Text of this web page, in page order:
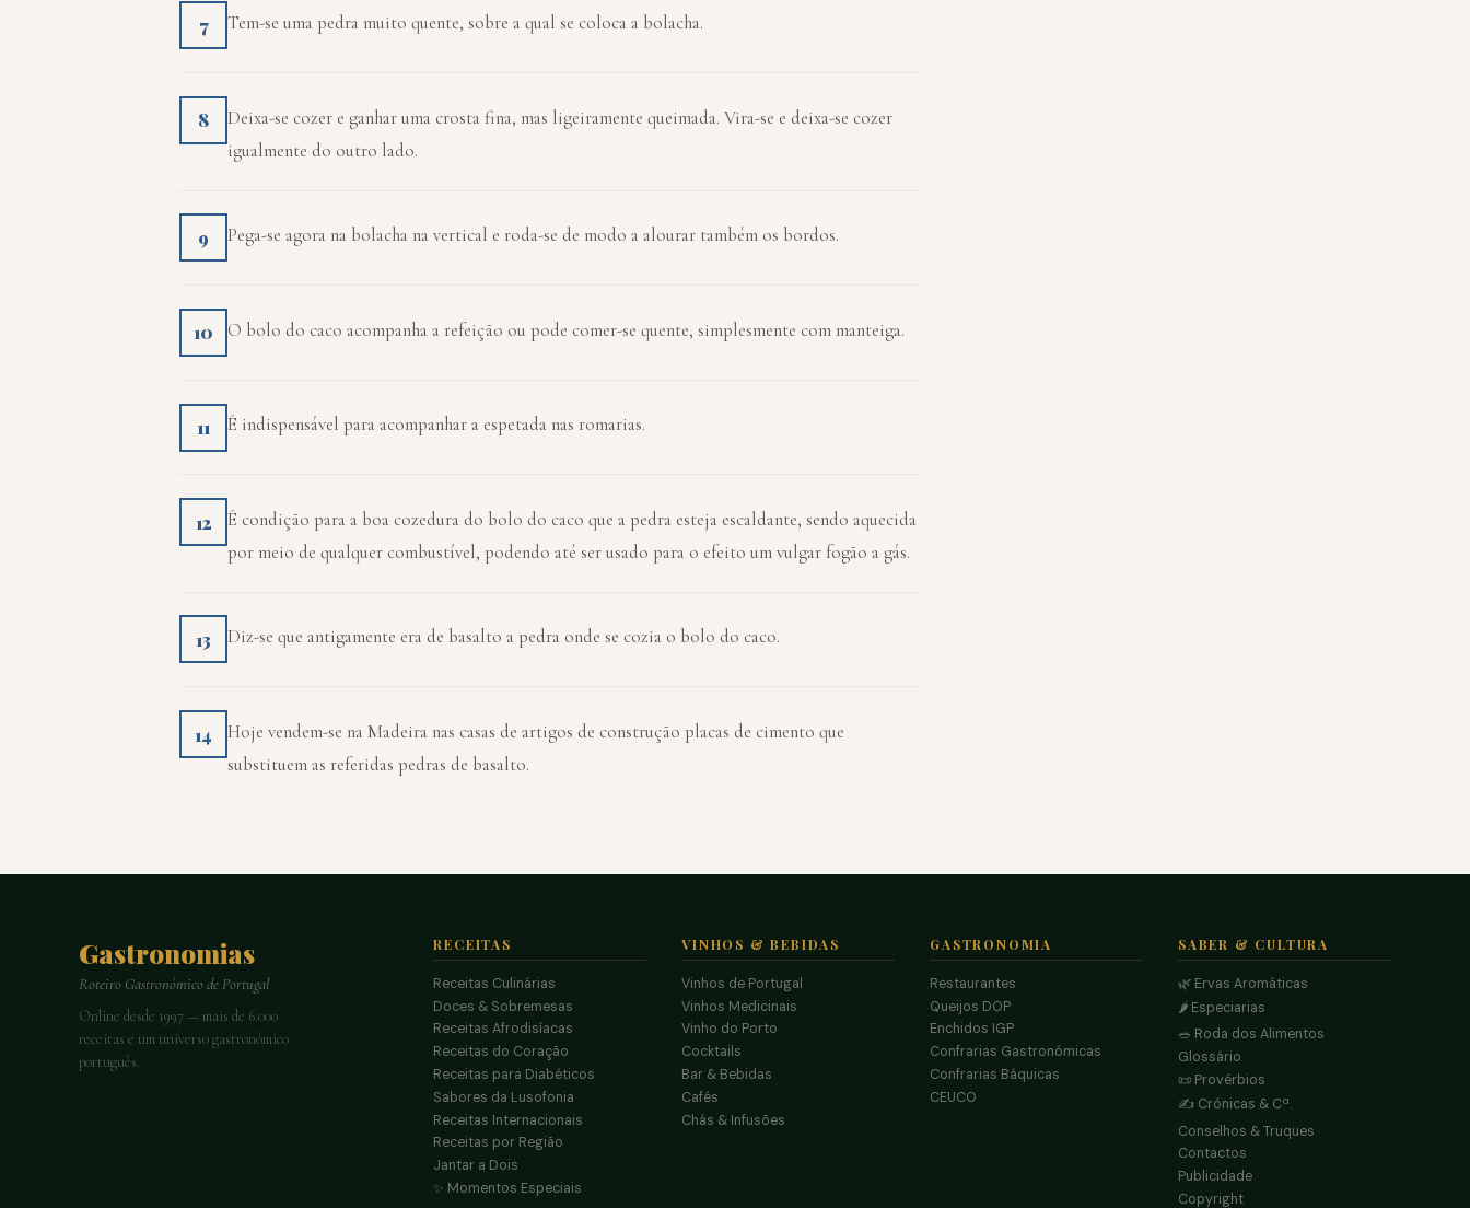
7 Tem-se uma pedra muito quente, sobre a qual se coloca a bolacha.
8
Deixa-se cozer e ganhar uma crosta fina, mas ligeiramente queimada. Vira-se e deixa-se cozer
igualmente do outro lado.
9 Pega-se agora na bolacha na vertical e roda-se de modo a alourar também os bordos.
10 O bolo do caco acompanha a refeição ou pode comer-se quente, simplesmente com manteiga.
11 É indispensável para acompanhar a espetada nas romarias.
12
É condição para a boa cozedura do bolo do caco que a pedra esteja escaldante, sendo aquecida
por meio de qualquer combustível, podendo até ser usado para o efeito um vulgar fogão a gás.
13 Diz-se que antigamente era de basalto a pedra onde se cozia o bolo do caco.
14
Hoje vendem-se na Madeira nas casas de artigos de construção placas de cimento que
substituem as referidas pedras de basalto.
Gastronomias
Roteiro Gastronómico de Portugal
Online desde 1997 — mais de 6.000
receitas e um universo gastronómico
português.
RECEITAS
Receitas Culinárias
Doces & Sobremesas
Receitas Afrodisíacas
Receitas do Coração
Receitas para Diabéticos
Sabores da Lusofonia
Receitas Internacionais
Receitas por Região
Jantar a Dois
✨ Momentos Especiais
VINHOS & BEBIDAS
Vinhos de Portugal
Vinhos Medicinais
Vinho do Porto
Cocktails
Bar & Bebidas
Cafés
Chás & Infusões
GASTRONOMIA
Restaurantes
Queijos DOP
Enchidos IGP
Confrarias Gastronómicas
Confrarias Báquicas
CEUCO
SABER & CULTURA
🌿 Ervas Aromáticas
🌶️ Especiarias
🥗 Roda dos Alimentos
Glossário
📜 Provérbios
✍️ Crónicas & Cª.
Conselhos & Truques
Contactos
Publicidade
Copyright